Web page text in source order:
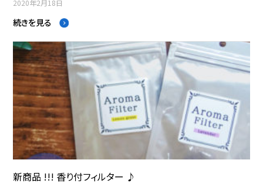
2020年2月18日
続きを見る
新商品 !!! 香り付フィルター ♪